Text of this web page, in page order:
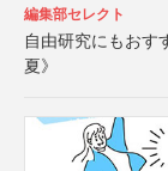
編集部セレクト
自由研究にもおす
夏》